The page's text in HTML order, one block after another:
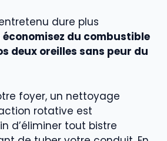
dure plus
économisez du combustible
deux oreilles sans peur du
foyer, un nettoyage
rotative est
d’éliminer tout bistre